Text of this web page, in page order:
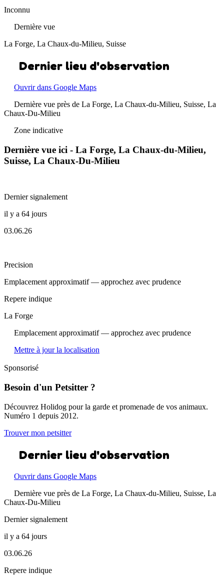
Inconnu
Dernière vue
La Forge, La Chaux-du-Milieu, Suisse
Dernier lieu d'observation
Ouvrir dans Google Maps
Dernière vue près de La Forge, La Chaux-du-Milieu, Suisse, La
Chaux-Du-Milieu
Zone indicative
Dernière vue ici - La Forge, La Chaux-du-Milieu,
Suisse, La Chaux-Du-Milieu
Dernier signalement
il y a 64 jours
03.06.26
Precision
Emplacement approximatif — approchez avec prudence
Repere indique
La Forge
Emplacement approximatif — approchez avec prudence
Mettre à jour la localisation
Sponsorisé
Besoin d'un Petsitter ?
Découvrez Holidog pour la garde et promenade de vos animaux.
Numéro 1 depuis 2012.
Trouver mon petsitter
Dernier lieu d'observation
Ouvrir dans Google Maps
Dernière vue près de La Forge, La Chaux-du-Milieu, Suisse, La
Chaux-Du-Milieu
Dernier signalement
il y a 64 jours
03.06.26
Repere indique